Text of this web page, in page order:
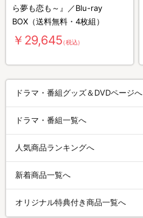
ら夢も恋も～』／Blu-ray
BOX（送料無料・4枚組）
￥29,645（税込）
ドラマ・番組グッズ＆DVDページへ
ドラマ・番組一覧へ
人気商品ランキングへ
新着商品一覧へ
オリジナル特典付き商品一覧へ